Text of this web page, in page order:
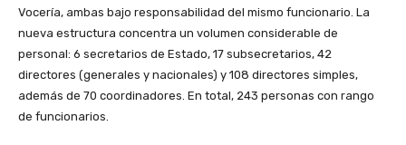
Vocería, ambas bajo responsabilidad del mismo funcionario. La
nueva estructura concentra un volumen considerable de
personal: 6 secretarios de Estado, 17 subsecretarios, 42
directores (generales y nacionales) y 108 directores simples,
además de 70 coordinadores. En total, 243 personas con rango
de funcionarios.